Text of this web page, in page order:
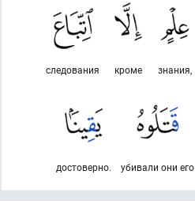
знания,
кроме
следования
убивали они его
достоверно.